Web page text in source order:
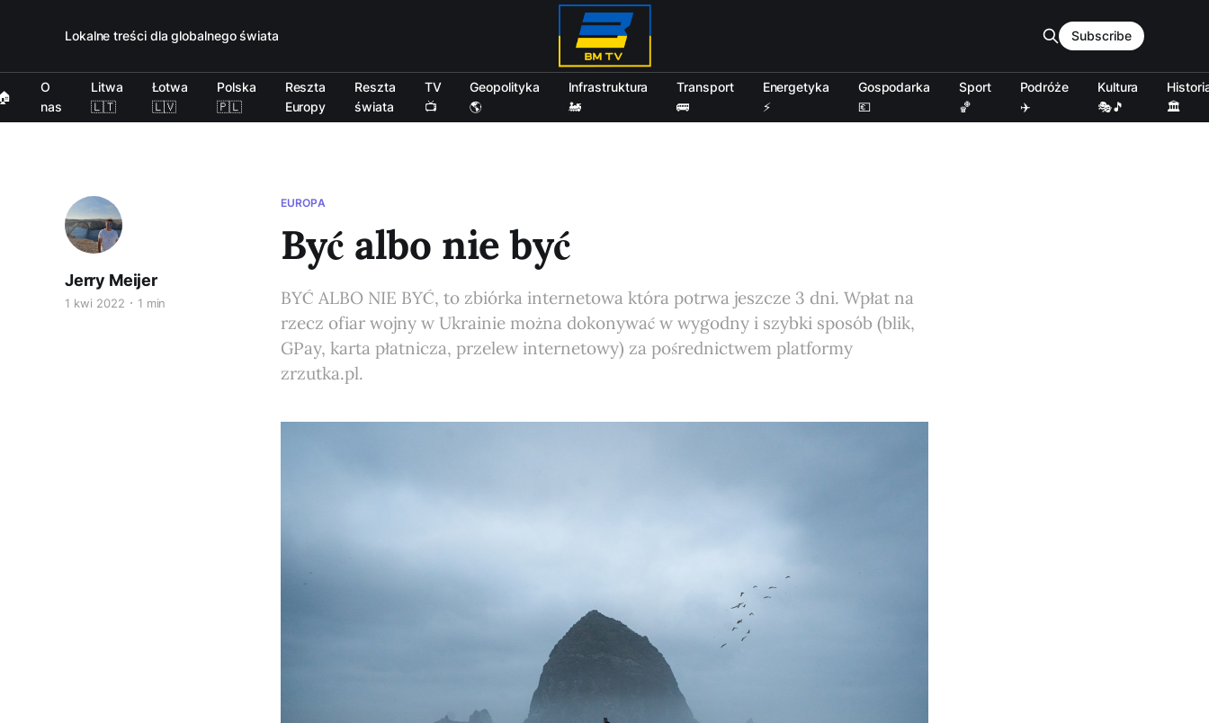
Lokalne treści dla globalnego świata
O
nas
Litwa
🇱🇹
Łotwa
🇱🇻
Polska
🇵🇱
Reszta
Europy
Reszta
świata
TV
📺
Geopolityka
🌎
Infrastruktura
🚂
Transport
🚌
Energetyka
⚡
Gospodarka
💶
Sport
🏀
Podróże
✈️
Kultura
🎭🎵
🏛️
Subscribe
EUROPA
Być albo nie być
Jerry Meijer
1 kwi 2022 1 min
BYĆ ALBO NIE BYĆ, to zbiórka internetowa która potrwa jeszcze 3 dni. Wpłat na
rzecz ofiar wojny w Ukrainie można dokonywać w wygodny i szybki sposób (blik,
GPay, karta płatnicza, przelew internetowy) za pośrednictwem platformy
zrzutka.pl.